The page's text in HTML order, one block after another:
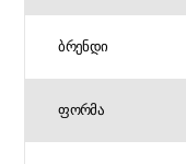
ᲑᲠᲔᲜᲓᲘ
ᲤᲝᲠᲛᲐ